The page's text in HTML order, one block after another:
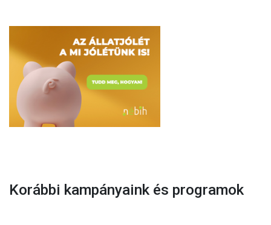
Korábbi kampányaink és programok